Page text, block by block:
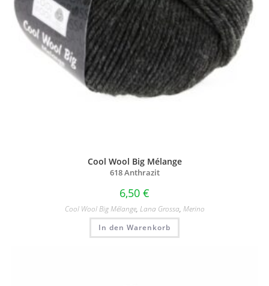
Cool Wool Big Mélange
618 Anthrazit
6,50 €
Cool Wool Big Mélange, Lana Grossa, Merino
In den Warenkorb